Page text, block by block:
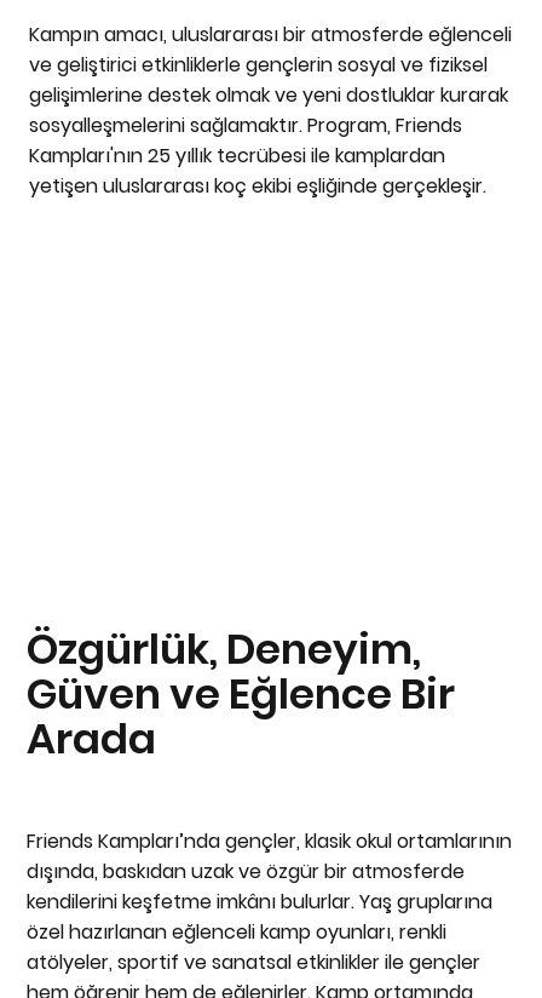
Kampın amacı, uluslararası bir atmosferde eğlenceli
ve geliştirici etkinliklerle gençlerin sosyal ve fiziksel
gelişimlerine destek olmak ve yeni dostluklar kurarak
sosyalleşmelerini sağlamaktır. Program, Friends
Kampları'nın 25 yıllık tecrübesi ile kamplardan
yetişen uluslararası koç ekibi eşliğinde gerçekleşir.
Özgürlük, Deneyim,
Güven ve Eğlence Bir
Arada
Friends Kampları’nda gençler, klasik okul ortamlarının
dışında, baskıdan uzak ve özgür bir atmosferde
kendilerini keşfetme imkânı bulurlar. Yaş gruplarına
özel hazırlanan eğlenceli kamp oyunları, renkli
atölyeler, sportif ve sanatsal etkinlikler ile gençler